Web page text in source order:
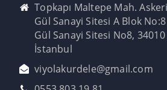
Topkapı Maltepe Mah. Askeri
Gül Sanayi Sitesi A Blok
Gül Sanayi Sitesi No8,
İstanbul
viyolakurdele@gmail.com